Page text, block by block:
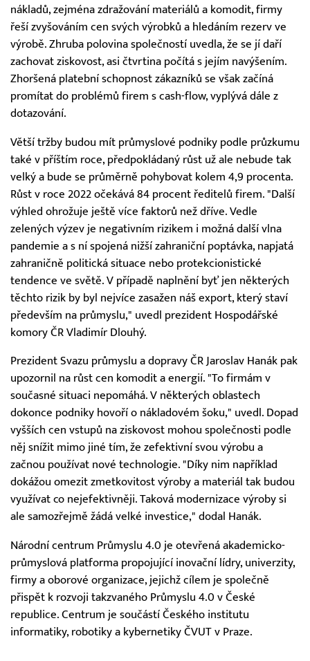
nákladů, zejména zdražování materiálů a komodit, firmy
řeší zvyšováním cen svých výrobků a hledáním rezerv ve
výrobě. Zhruba polovina společností uvedla, že se jí daří
zachovat ziskovost, asi čtvrtina počítá s jejím navýšením.
Zhoršená platební schopnost zákazníků se však začíná
promítat do problémů firem s cash-flow, vyplývá dále z
dotazování.
Větší tržby budou mít průmyslové podniky podle průzkumu
také v příštím roce, předpokládaný růst už ale nebude tak
velký a bude se průměrně pohybovat kolem 4,9 procenta.
Růst v roce 2022 očekává 84 procent ředitelů firem. "Další
výhled ohrožuje ještě více faktorů než dříve. Vedle
zelených výzev je negativním rizikem i možná další vlna
pandemie a s ní spojená nižší zahraniční poptávka, napjatá
zahraničně politická situace nebo protekcionistické
tendence ve světě. V případě naplnění byť jen některých
těchto rizik by byl nejvíce zasažen náš export, který staví
především na průmyslu," uvedl prezident Hospodářské
komory ČR Vladimír Dlouhý.
Prezident Svazu průmyslu a dopravy ČR Jaroslav Hanák pak
upozornil na růst cen komodit a energií. "To firmám v
současné situaci nepomáhá. V některých oblastech
dokonce podniky hovoří o nákladovém šoku," uvedl. Dopad
vyšších cen vstupů na ziskovost mohou společnosti podle
něj snížit mimo jiné tím, že zefektivní svou výrobu a
začnou používat nové technologie. "Díky nim například
dokážou omezit zmetkovitost výroby a materiál tak budou
využívat co nejefektivněji. Taková modernizace výroby si
ale samozřejmě žádá velké investice," dodal Hanák.
Národní centrum Průmyslu 4.0 je otevřená akademicko-
průmyslová platforma propojující inovační lídry, univerzity,
firmy a oborové organizace, jejichž cílem je společně
přispět k rozvoji takzvaného Průmyslu 4.0 v České
republice. Centrum je součástí Českého institutu
informatiky, robotiky a kybernetiky ČVUT v Praze.